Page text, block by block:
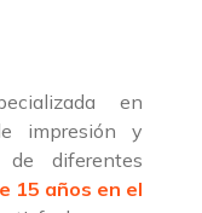
en
impresión y
de diferentes
15 años en el